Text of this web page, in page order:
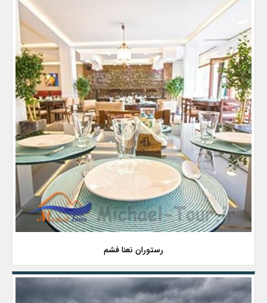
رستوران نعنا فشم